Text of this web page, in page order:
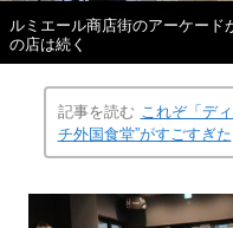
ルミエール商店街のアーケード
の店は続く
記事を読む これぞ「デ
チ外国食堂”がすごすぎた